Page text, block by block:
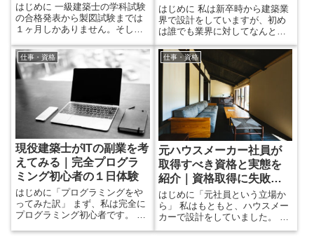
はじめに 一級建築士の学科試験
の合格発表から製図試験までは
１ヶ月しかありません。そし
製図試験の３ヶ月前です。 つま
り、製図の対策に充てられる時
間は限られているということで
す。しかしそんな限られた時間
であったとしても、製図を独学
で合格するのは十分に可能であ
ると思っています。 なぜなら私
ができたからです。仕事をしな
がら学科・製図とストレートで
合格できたという実績がありま
す。...
け
はじめに 私は新卒時から建築業
界で設計をしていますが、初め
は誰でも業界に対してなんとな
くのイメージしか持っていない
と思います。 この記事では建築
業界の経験者として、新卒や中
途として新しく建築業界に、そ
れも設計を目指して就職する前
に、ぜひやっておくといいこと
を紹介します。全て経験に基づ
いた一つの意見として、参考に
してもらえたらと思います。 で
は何をすればいいのか、先に結
論を書いておきます。 結論1....
仕事・資格
現役建築士がITの副業を考
えてみる｜完全プログラ
ミング初心者の１日体験
はじめに「プログラミングをや
ってみた訳」 まず、私は完全に
プログラミング初心者です。 な
仕事・資格
元ハウスメーカー社員が
取得すべき資格と実態を
紹介｜資格取得に失敗し
ないために
はじめに「元社員という立場か
ら」 私はもともと、ハウスメー
カーで設計をしていました。 メ
インは設計だったのですが、